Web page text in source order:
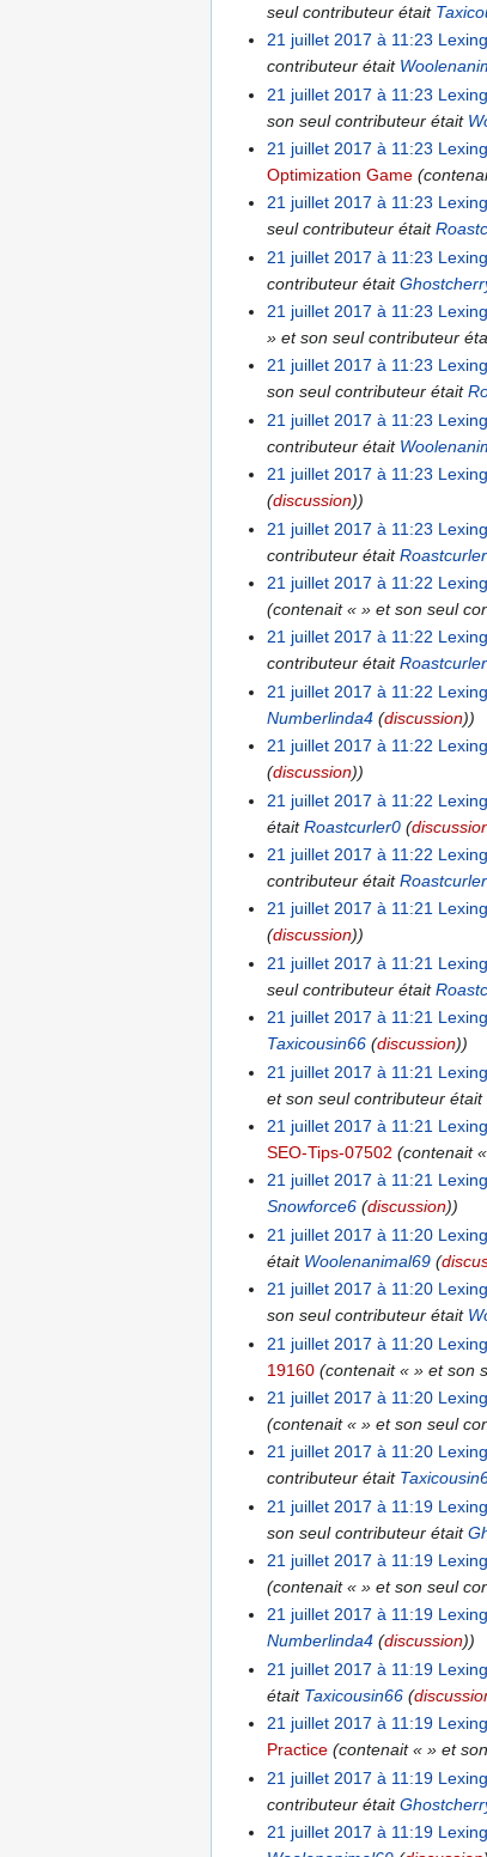
seul contributeur était
21 juillet 2017 à 11:23
contributeur était
21 juillet 2017 à 11:23
son seul contributeur était
21 juillet 2017 à 11:23
Optimization Game
21 juillet 2017 à 11:23
seul contributeur était
21 juillet 2017 à 11:23
contributeur était
21 juillet 2017 à 11:23
» et son seul contributeur
21 juillet 2017 à 11:23
son seul contributeur était
21 juillet 2017 à 11:23
contributeur était
21 juillet 2017 à 11:23
(discussion))
21 juillet 2017 à 11:23
contributeur était
21 juillet 2017 à 11:22
(contenait « » et son seul
21 juillet 2017 à 11:22
contributeur était
21 juillet 2017 à 11:22
Numberlinda4 (discussion))
21 juillet 2017 à 11:22
(discussion))
21 juillet 2017 à 11:22
étaitRoastcurler0 (
21 juillet 2017 à 11:22
contributeur était
21 juillet 2017 à 11:21
(discussion))
21 juillet 2017 à 11:21
seul contributeur était
21 juillet 2017 à 11:21
Taxicousin66 (discussion))
21 juillet 2017 à 11:21
et son seul contributeur était
21 juillet 2017 à 11:21
SEO-Tips-07502 (contenait
21 juillet 2017 à 11:21
Snowforce6 (discussion))
21 juillet 2017 à 11:20
était Woolenanimal69 (
21 juillet 2017 à 11:20
son seul contributeur était
21 juillet 2017 à 11:20
19160 (contenait « » et son
21 juillet 2017 à 11:20
(contenait « » et son seul
21 juillet 2017 à 11:20
contributeur était
21 juillet 2017 à 11:19
son seul contributeur était
21 juillet 2017 à 11:19
(contenait « » et son seul
21 juillet 2017 à 11:19
Numberlinda4 (discussion))
21 juillet 2017 à 11:19
était Taxicousin66 (
21 juillet 2017 à 11:19
Practice (contenait « » et
21 juillet 2017 à 11:19
contributeur était
21 juillet 2017 à 11:19